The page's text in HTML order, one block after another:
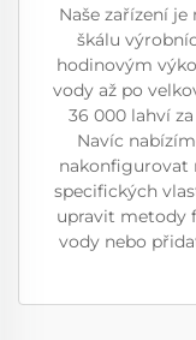
Naše zařízení
škálu
hodinovým
vody až po
36 000 lahví
Navíc
nakonfigurovat
specifických
upravit metody
vody nebo